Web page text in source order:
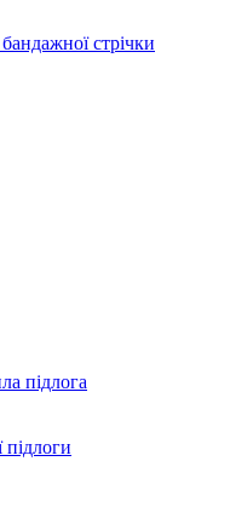
стрічки
підлога
підлоги